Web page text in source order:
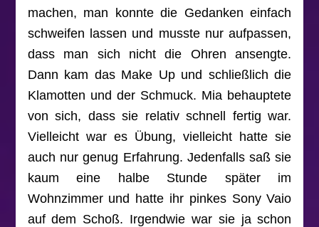
machen, man konnte die Gedanken einfach
schweifen lassen und musste nur aufpassen,
dass man sich nicht die Ohren ansengte.
Dann kam das Make Up und schließlich die
Klamotten und der Schmuck. Mia behauptete
von sich, dass sie relativ schnell fertig war.
Vielleicht war es Übung, vielleicht hatte sie
auch nur genug Erfahrung. Jedenfalls saß sie
kaum eine halbe Stunde später im
Wohnzimmer und hatte ihr pinkes Sony Vaio
auf dem Schoß. Irgendwie war sie ja schon